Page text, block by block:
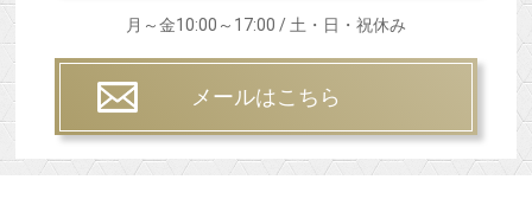
月～金10:00～17:00 / 土・日・祝休み
メールはこちら